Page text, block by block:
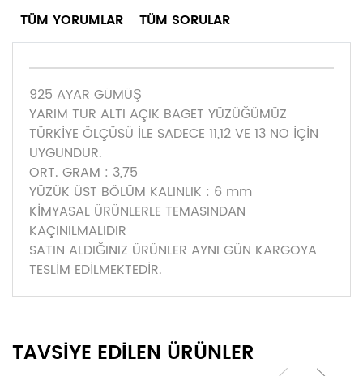
TÜM YORUMLAR
TÜM SORULAR
925 AYAR GÜMÜŞ
YARIM TUR ALTI AÇIK BAGET YÜZÜĞÜMÜZ
TÜRKİYE ÖLÇÜSÜ İLE SADECE 11,12 VE 13 NO İÇİN
UYGUNDUR.
ORT. GRAM : 3,75
YÜZÜK ÜST BÖLÜM KALINLIK : 6 mm
KİMYASAL ÜRÜNLERLE TEMASINDAN
KAÇINILMALIDIR
SATIN ALDIĞINIZ ÜRÜNLER AYNI GÜN KARGOYA
TESLİM EDİLMEKTEDİR.
TAVSİYE EDİLEN ÜRÜNLER